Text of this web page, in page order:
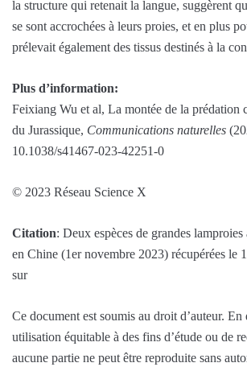
la structure qui retenait la langue, suggèrent
se sont accrochées à leurs proies, et en plus
prélevait également des tissus destinés à la
Plus d’information:
Feixiang Wu et al, La montée de la prédation
du Jurassique, Communications naturelles
10.1038/s41467-023-42251-0
© 2023 Réseau Science X
Citation: Deux espèces de grandes
en Chine (1er novembre 2023) récupérées le
sur
Ce document est soumis au droit d’auteur. En
utilisation équitable à des fins d’étude ou de
aucune partie ne peut être reproduite sans